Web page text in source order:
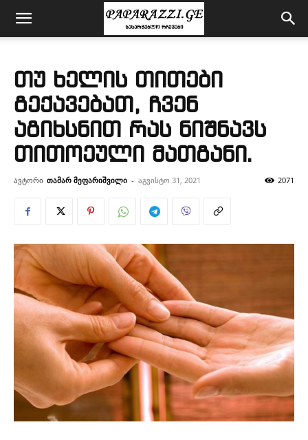
თუ ხელის თითები
გექავებათ, ჩვენ
აგიხსნით რას ნიშნავს
თითოეული მათგანი.
ავტორი თამარ მეფარიშვილი - აგვისტო 31, 2021 2071